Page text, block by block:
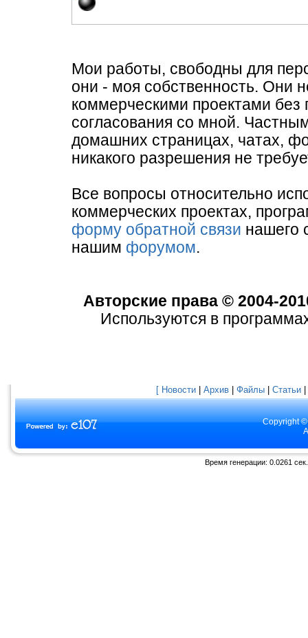
Мои работы, свободны для
они - моя собственность. Они
коммерческими проектами без
согласования со мной.
домашних страницах, чатах,
никакого разрешения не
Все вопросы относительно
коммерческих проектах,
форму обратной связи нашего
нашим форумом.
Авторские права © 2004-
Используются в
[ Новости Архив Файлы Статьи
Copyright
Время генерации: 0.0261